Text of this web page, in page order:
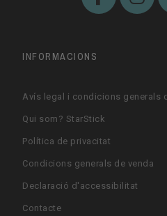
INFORMACIONS
Avís legal i condicions generals
Qui som? StarStick
Política de privacitat
Condicions generals de venda
Declaració d'accessibilitat
Contacte